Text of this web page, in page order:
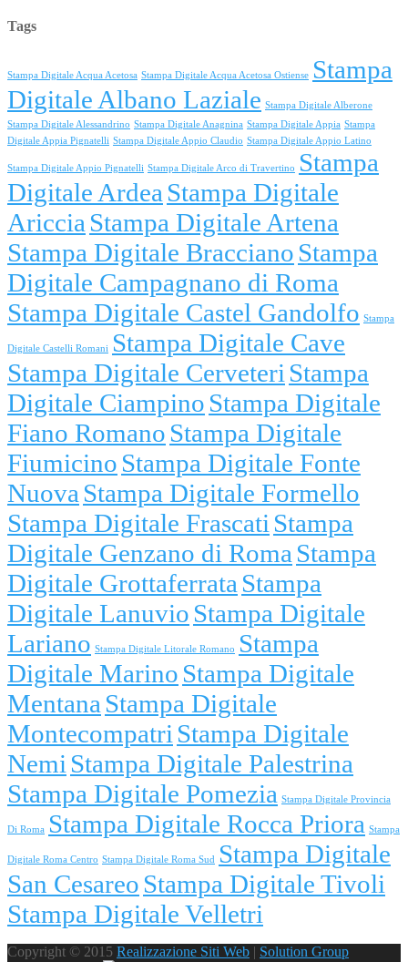
Tags
Stampa Digitale Acqua Acetosa Stampa Digitale Acqua Acetosa Ostiense Stampa
Digitale Albano Laziale Stampa Digitale Alberone
Stampa Digitale Alessandrino Stampa Digitale Anagnina Stampa Digitale Appia Stampa
Digitale Appia Pignatelli Stampa Digitale Appio Claudio Stampa Digitale Appio Latino
Stampa Digitale Appio Pignatelli Stampa Digitale Arco di Travertino
Stampa
Digitale Ardea Stampa Digitale
Ariccia Stampa Digitale Artena
Stampa Digitale Bracciano Stampa
Digitale Campagnano di Roma
Stampa Digitale Castel Gandolfo Stampa
Digitale Castelli Romani
Stampa Digitale Cave
Stampa Digitale Cerveteri Stampa
Digitale Ciampino Stampa Digitale
Fiano Romano Stampa Digitale
Fiumicino Stampa Digitale Fonte
Nuova Stampa Digitale Formello
Stampa Digitale Frascati Stampa
Digitale Genzano di Roma Stampa
Digitale Grottaferrata Stampa
Digitale Lanuvio Stampa Digitale
Lariano Stampa Digitale Litorale Romano
Stampa
Digitale Marino Stampa Digitale
Mentana Stampa Digitale
Montecompatri Stampa Digitale
Nemi Stampa Digitale Palestrina
Stampa Digitale Pomezia Stampa Digitale Provincia
Di Roma Stampa Digitale Rocca Priora Stampa
Digitale Roma Centro Stampa Digitale Roma Sud
Stampa Digitale
San Cesareo Stampa Digitale Tivoli
Stampa Digitale Velletri
Copyright © 2015 Realizzazione Siti Web | Solution Group